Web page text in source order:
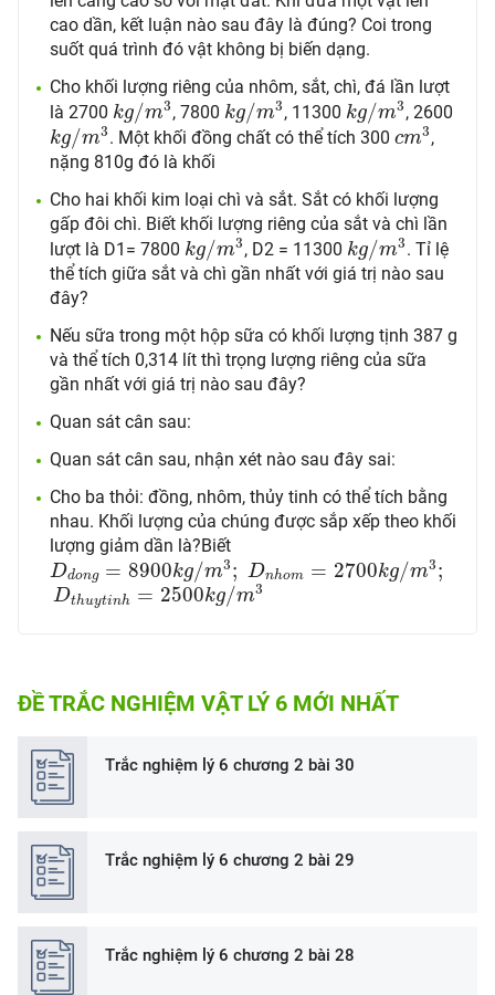
cao dần, kết luận nào sau đây là đúng? Coi trong
suốt quá trình đó vật không bị biến dạng.
Cho khối lượng riêng của nhôm, sắt, chì, đá lần lượt
là 2700 kg/m3
kg/m3, 7800 kg/m3
kg /m3, 11300 kg/m3
kg/m3, 2600
kg/m3
kg/m3. Một khối đồng chất có thể tích 300 cm3
c m3
,
nặng 810g đó là khối
Cho hai khối kim loại chì và sắt. Sắt có khối lượng
gấp đôi chì. Biết khối lượng riêng của sắt và chì lần
lượt là D1= 7800 kg/m3
kg/m3, D2 = 11300 kg/m3
kg /m3. Tỉ lệ
thể tích giữa sắt và chì gần nhất với giá trị nào sau
đây?
Nếu sữa trong một hộp sữa có khối lượng tịnh 387 g
và thể tích 0,314 lít thì trọng lượng riêng của sữa
gần nhất với giá trị nào sau đây?
Quan sát cân sau:
Quan sát cân sau, nhận xét nào sau đây sai:
Cho ba thỏi: đồng, nhôm, thủy tinh có thể tích bằng
nhau. Khối lượng của chúng được sắp xếp theo khối
lượng giảm dần là?Biết
Ddong = 8900kg/m3; Dnhom = 2700kg/m3;
Dthuytinh = 2500kg/m3
Ddon g=8900kg/m3
Dnho m=2700kg/m3
Dthuytinh=2500kg/m 3
ĐỀ TRẮC NGHIỆM VẬT LÝ 6 MỚI NHẤT
Trắc nghiệm lý 6 chương 2 bài 30
Trắc nghiệm lý 6 chương 2 bài 29
Trắc nghiệm lý 6 chương 2 bài 28